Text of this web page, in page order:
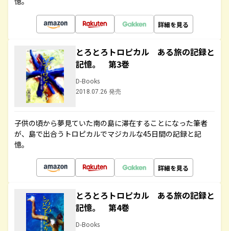
詳細を見る
とろとろトロピカル ある旅の記録と
記憶。 第3巻
D-Books
2018.07.26 発売
子供の頃から夢見ていた南の島に滞在することになった筆者
が、島で出合うトロピカルでマジカルな45日間の記録と記
憶。
詳細を見る
とろとろトロピカル ある旅の記録と
記憶。 第4巻
D-Books